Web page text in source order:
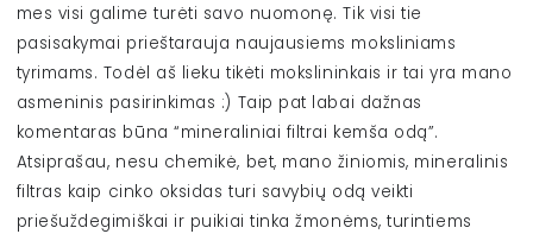
mes visi galime turėti savo nuomonę. Tik visi tie
pasisakymai prieštarauja naujausiems moksliniams
tyrimams. Todėl aš lieku tikėti mokslininkais ir tai yra mano
asmeninis pasirinkimas :) Taip pat labai dažnas
komentaras būna “mineraliniai filtrai kemša odą”.
Atsiprašau, nesu chemikė, bet, mano žiniomis, mineralinis
filtras kaip cinko oksidas turi savybių odą veikti
priešuždegimiškai ir puikiai tinka žmonėms, turintiems